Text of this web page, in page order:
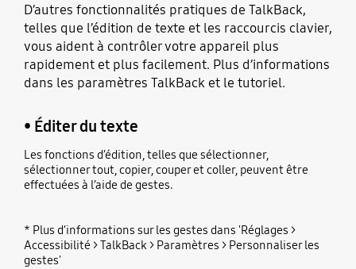
D’autres fonctionnalités pratiques de TalkBack,
telles que l’édition de texte et les raccourcis clavier,
vous aident à contrôler votre appareil plus
rapidement et plus facilement. Plus d’informations
dans les paramètres TalkBack et le tutoriel.
• Éditer du texte
Les fonctions d’édition, telles que sélectionner,
sélectionner tout, copier, couper et coller, peuvent être
effectuées à l’aide de gestes.
* Plus d’informations sur les gestes dans 'Réglages >
Accessibilité > TalkBack > Paramètres > Personnaliser les
gestes'